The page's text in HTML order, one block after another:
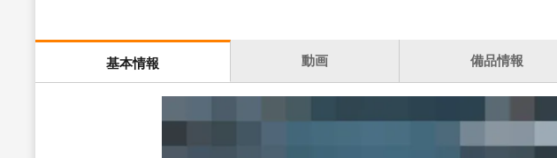
基本情報 動画 備品情報